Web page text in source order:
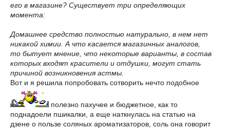
его в магазине? Существует три определяющих
момента:
Домашнее средство полностью натурально, в нем нет
никакой химии. А что касается магазинных аналогов,
то бытует мнение, что некоторые варианты, в состав
которых входят красители и отдушки, могут стать
причиной возникновения астмы.
Вот и я решила попробовать сотворить нечто подобное
полезно пахучее и бюджетное, как то
поднадоели пшикалки, а еще наткнулась на статью на
дзене о пользе соляных ароматизаторов, соль она говорит